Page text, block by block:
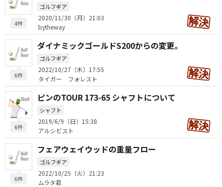
4件
ゴルフギア
2020/11/30（月）21:03
bytheway
6件
ダイナミックゴールドS200からの変更。
ゴルフギア
2022/10/27（木）17:55
タイガー フォレスト
6件
ピンのTOUR 173-65 シャフトについて
シャフト
2019/6/9（日）15:38
アルシビスト
6件
フェアウェイウッドの重量フロー
ゴルフギア
2022/10/25（火）21:23
ムラタ君